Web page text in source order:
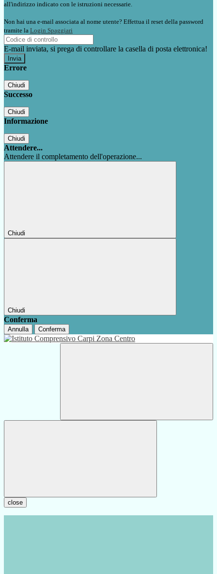
all'indirizzo indicato con le istruzioni necessarie.
Non hai una e-mail associata al nome utente? Effettua il reset della password
tramite la Login Spaggiari
E-mail inviata, si prega di controllare la casella di posta elettronica!
Errore
Chiudi
Successo
Chiudi
Informazione
Chiudi
Attendere...
Attendere il completamento dell'operazione...
Chiudi
Chiudi
Conferma
Annulla Conferma
close